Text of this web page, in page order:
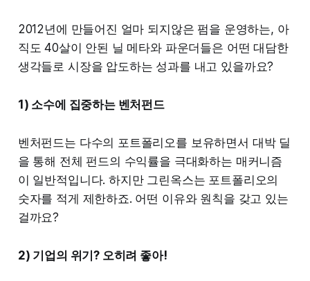
2012년에 만들어진 얼마 되지않은 펌을 운영하는, 아
직도 40살이 안된 닐 메타와 파운더들은 어떤 대담한
생각들로 시장을 압도하는 성과를 내고 있을까요?
1) 소수에 집중하는 벤처펀드
벤처펀드는 다수의 포트폴리오를 보유하면서 대박 딜
을 통해 전체 펀드의 수익률을 극대화하는 매커니즘
이 일반적입니다. 하지만 그린옥스는 포트폴리오의
숫자를 적게 제한하죠. 어떤 이유와 원칙을 갖고 있는
걸까요?
2) 기업의 위기? 오히려 좋아!